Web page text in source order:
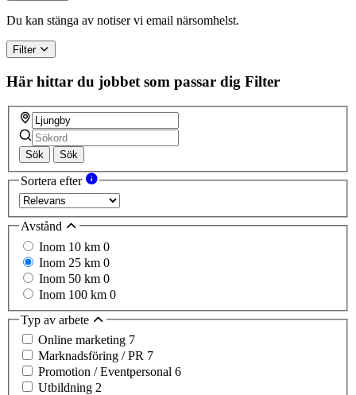
Du kan stänga av notiser vi email närsomhelst.
Filter
Här hittar du jobbet som passar dig Filter
Sök Sök
Sortera efter
Avstånd
Inom 10 km 0
Inom 25 km 0
Inom 50 km 0
Inom 100 km 0
Typ av arbete
Online marketing 7
Marknadsföring / PR 7
Promotion / Eventpersonal 6
Utbildning 2